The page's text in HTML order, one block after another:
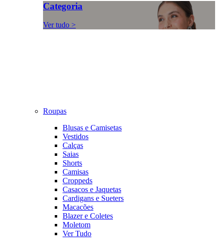
Categoria
Ver tudo >
Roupas
Blusas e Camisetas
Vestidos
Calças
Saias
Shorts
Camisas
Croppeds
Casacos e Jaquetas
Cardigans e Sueters
Macacões
Blazer e Coletes
Moletom
Ver Tudo